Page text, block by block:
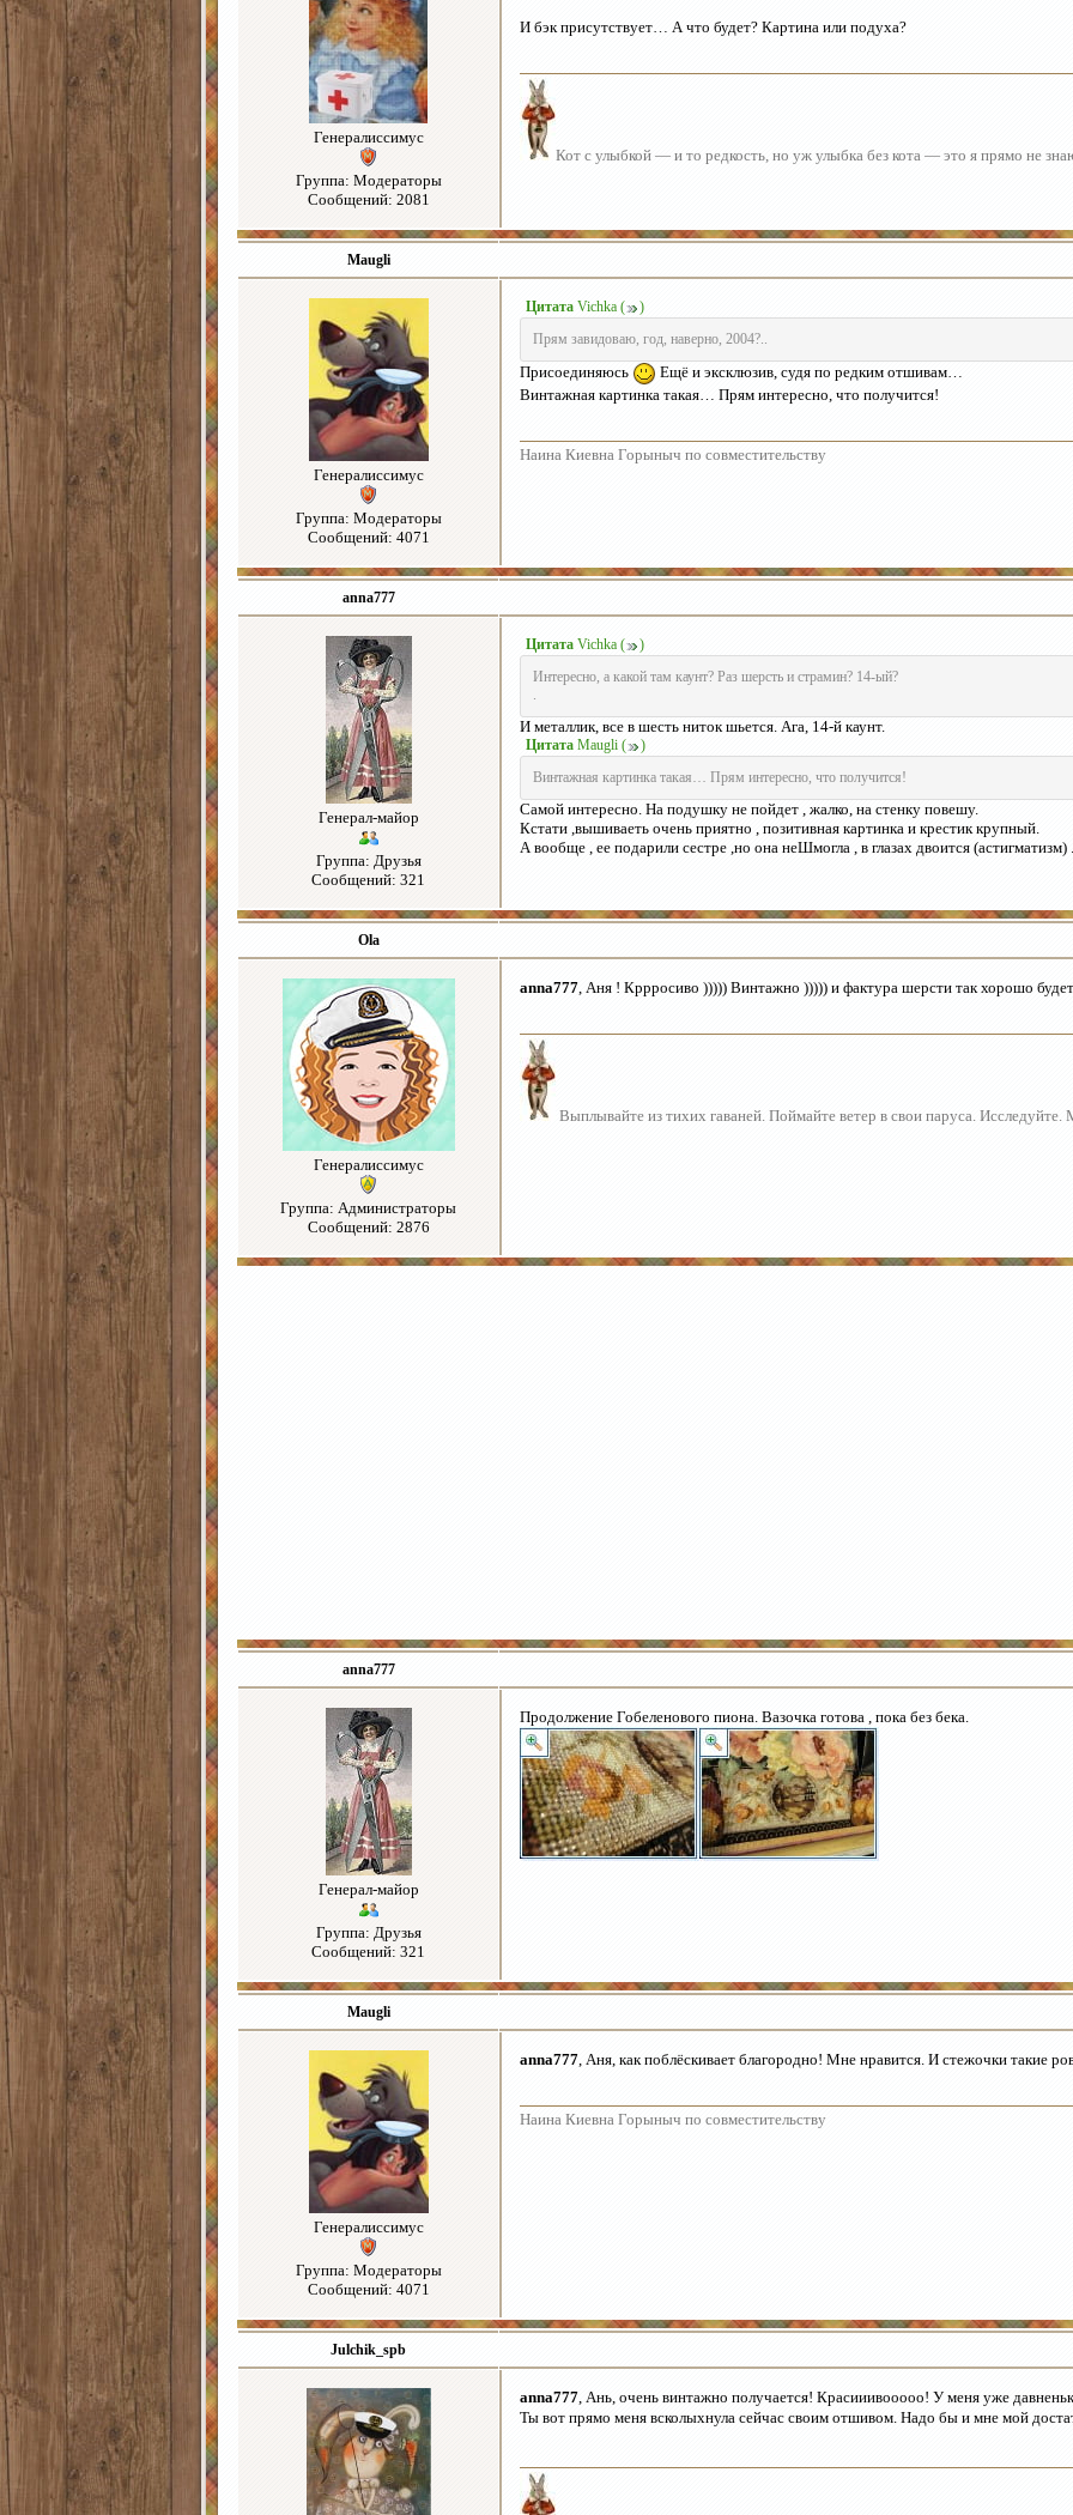
Генералиссимус
Группа: Модераторы
Сообщений: 2081
И бэк присутствует… А что будет? Картина или подуха?
Кот с улыбкой — и то редкость, но уж улыбка без кота — это я прямо не
Maugli
Генералиссимус
Группа: Модераторы
Сообщений: 4071
Цитата Vichka (
)
Прям завидоваю, год, наверно, 2004?..
Присоединяюсь
Ещё и эксклюзив, судя по редким отшивам…
Винтажная картинка такая… Прям интересно, что получится!
Наина Киевна Горыныч по совместительству
anna777
Генерал-майор
Группа: Друзья
Сообщений: 321
Цитата Vichka (
)
Интересно, а какой там каунт? Раз шерсть и страмин? 14-ый?
.
И металлик, все в шесть ниток шьется. Ага, 14-й каунт.
Цитата Maugli (
)
Винтажная картинка такая… Прям интересно, что получится!
Самой интересно. На подушку не пойдет , жалко, на стенку повешу.
Кстати ,вышиваеть очень приятно , позитивная картинка и крестик крупный.
А вообще , ее подарили сестре ,но она неШмогла , в глазах двоится (астигматизм) .
Ola
Генералиссимус
Группа: Администраторы
Сообщений: 2876
anna777, Аня ! Кррросиво ))))) Винтажно ))))) и фактура шерсти так хорошо
Выплывайте из тихих гаваней. Поймайте ветер в свои паруса.
anna777
Генерал-майор
Группа: Друзья
Сообщений: 321
Продолжение Гобеленового пиона. Вазочка готова , пока без бека.
Maugli
Генералиссимус
Группа: Модераторы
Сообщений: 4071
anna777, Аня, как поблёскивает благородно! Мне нравится. И стежочки такие
Наина Киевна Горыныч по совместительству
Julchik_spb
anna777, Ань, очень винтажно получается! Красииивооооо! У меня уже
Ты вот прямо меня всколыхнула сейчас своим отшивом. Надо бы и мне мой